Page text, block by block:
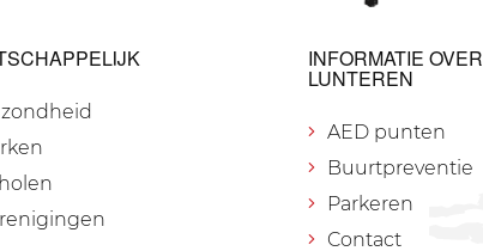
INFORMATIE OVER
LUNTEREN
AED punten
Buurtpreventie
Parkeren
Contact